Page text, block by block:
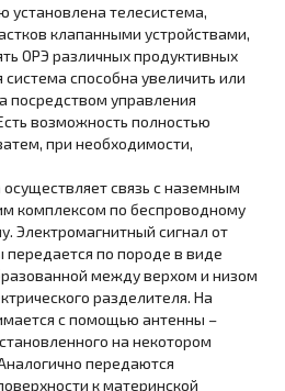
установлена телесистема,
клапанными устройствами,
ОРЭ различных продуктивных
способна увеличить или
управления
возможность полностью
при необходимости,
связь с наземным
комплексом по беспроводному
Электромагнитный сигнал от
по породе в виде
между верхом и низом
разделителя. На
с помощью антенны –
на некотором
передаются
к материнской